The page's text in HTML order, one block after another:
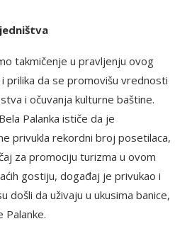
takmičenje u pravljenju ovog
prilika da se promovišu vrednosti
i očuvanja kulturne baštine.
Palanka ističe da je
privukla rekordni broj posetilaca,
za promociju turizma u ovom
gostiju, događaj je privukao i
došli da uživaju u ukusima banice,
Palanke.